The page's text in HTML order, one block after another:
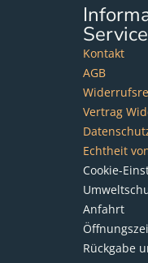
Service
Kontakt
AGB
Vertrag
Echtheit
Cookie-
Anfahrt
Rückgabe